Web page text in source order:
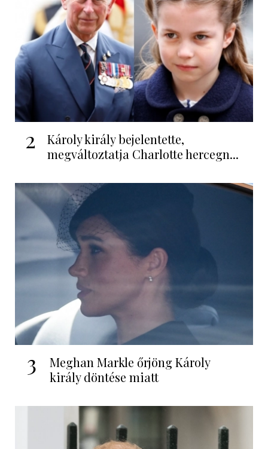
2
Károly király bejelentette,
megváltoztatja Charlotte hercegn...
3
Meghan Markle őrjöng Károly
király döntése miatt